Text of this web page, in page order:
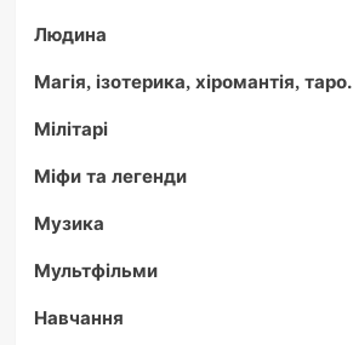
Людина
Магія, ізотерика, хіромантія, таро.
Мілітарі
Міфи та легенди
Музика
Мультфільми
Навчання